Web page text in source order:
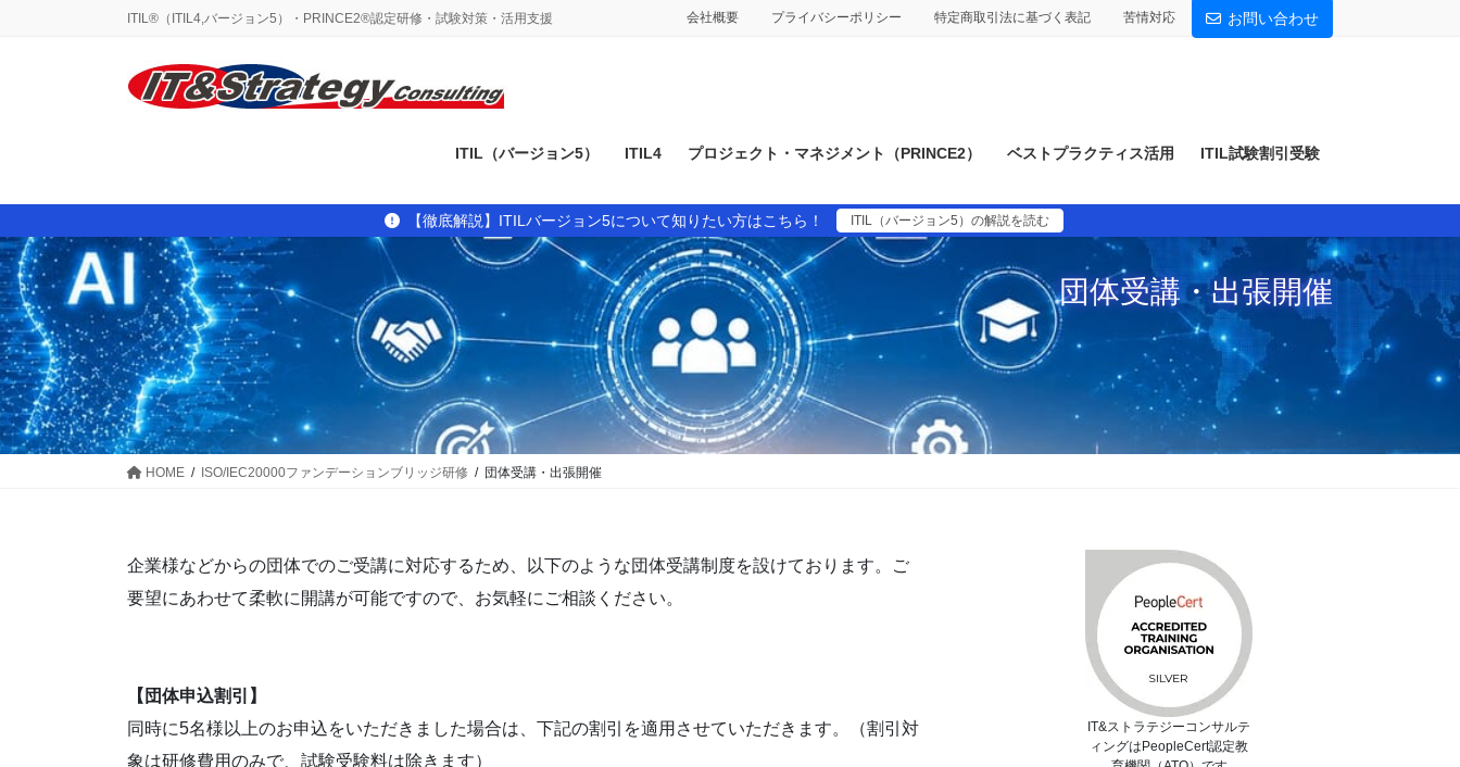
動
ITIL®（ITIL4,バージョン5）・PRINCE2®認定研修・試験対策・活用支援 会社概要 プライバシーポリシー 特定商取引法に基づく表記 苦情対応 お問い合わせ
ITIL（バージョン5） ITIL4 プロジェクト・マネジメント（PRINCE2） ベストプラクティス活用 ITIL試験割引受験
【徹底解説】ITILバージョン5について知りたい方はこちら！ ITIL（バージョン5）の解説を読む
団体受講・出張開催
HOME ISO/IEC20000ファンデーションブリッジ研修 団体受講・出張開催
企業様などからの団体でのご受講に対応するため、以下のような団体受講制度を設けております。ご
要望にあわせて柔軟に開講が可能ですので、お気軽にご相談ください。
【団体申込割引】
同時に5名様以上のお申込をいただきました場合は、下記の割引を適用させていただきます。（割引対
象は研修費用のみで、試験受験料は除きます）
IT&ストラテジーコンサルテ
ィングはPeopleCert認定教